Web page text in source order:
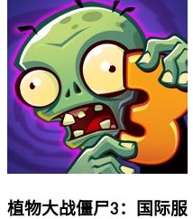
植物大战僵尸3：国际服